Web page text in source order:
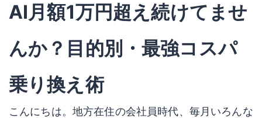
AI月額1万円超え続けてませ
んか？目的別・最強コスパ
乗り換え術
こんにちは。地方在住の会社員時代、毎月いろんな